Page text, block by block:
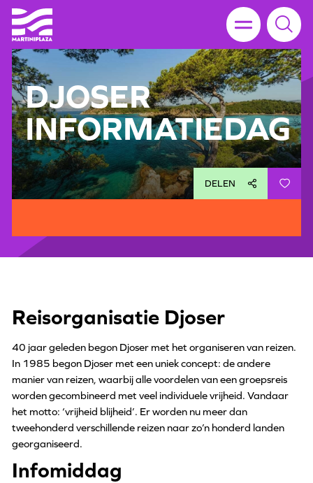
DJOSER
INFORMATIEDAG
Reisorganisatie Djoser
40 jaar geleden begon Djoser met het organiseren van reizen.
In 1985 begon Djoser met een uniek concept: de andere
manier van reizen, waarbij alle voordelen van een groepsreis
worden gecombineerd met veel individuele vrijheid. Vandaar
het motto: ‘vrijheid blijheid’. Er worden nu meer dan
tweehonderd verschillende reizen naar zo’n honderd landen
georganiseerd.
Infomiddag
DELEN